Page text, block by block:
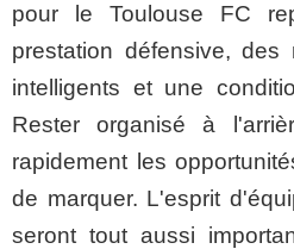
pour le Toulouse FC
prestation défensive, des
intelligents et une
Rester organisé à
rapidement les
de marquer. L'esprit
seront tout aussi